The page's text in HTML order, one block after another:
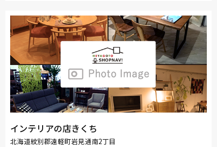
インテリアの店きくち
北海道紋別郡遠軽町岩見通南2丁目